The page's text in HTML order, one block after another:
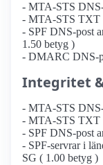
- MTA-STS
- MTA-STS TXT
- SPF DNS-post
1.50 betyg )
- DMARC DNS-
Integritet
- MTA-STS
- MTA-STS TXT
- SPF DNS-post
- SPF-servrar i
SG ( 1.00 betyg )